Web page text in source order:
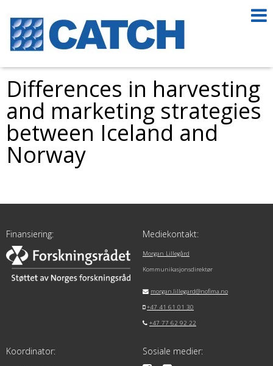
Differences in harvesting
and marketing strategies
between Iceland and
Norway
Finansiering: Mediekontakt:
Morgan Lillegård
Kommunikasjonsdirektør
morgan.lillegard@nofima.no
+47 41 61 01 30
+47 77 62 92 22
Koordinator: Sosiale medier: